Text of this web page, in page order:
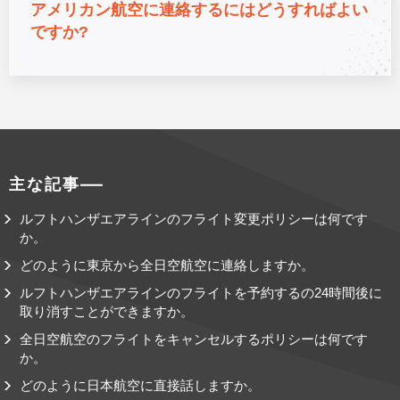
アメリカン航空に連絡するにはどうすればよい
ですか?
主な記事
ルフトハンザエアラインのフライト変更ポリシーは何です
か。
どのように東京から全日空航空に連絡しますか。
ルフトハンザエアラインのフライトを予約するの24時間後に
取り消すことができますか。
全日空航空のフライトをキャンセルするポリシーは何です
か。
どのように日本航空に直接話しますか。